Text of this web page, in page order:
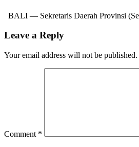
BALI — Sekretaris Daerah Provinsi
Leave a Reply
Your email address will not be published.
Comment *